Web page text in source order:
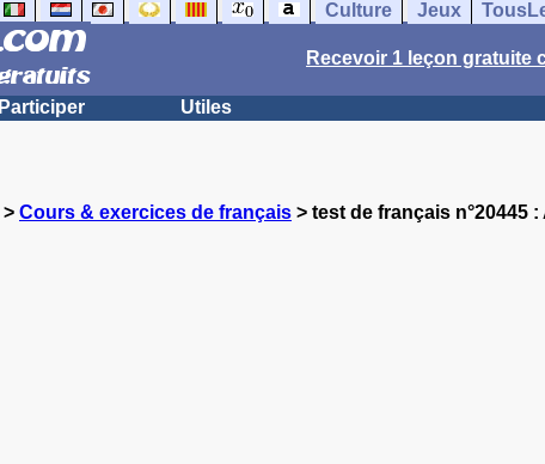
Culture Jeux
Recevoir 1 leçon gratuite
Participer Utiles
> Cours & exercices de français > test de français n°20445